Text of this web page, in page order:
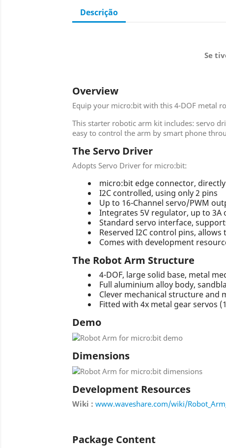
Descrição
Se
Overview
Equip your micro:bit with this 4-DOF metal
This starter robotic arm kit includes: servo
easy to control the arm by smart phone
The Servo Driver
Adopts Servo Driver for micro:bit:
micro:bit edge connector,
I2C controlled, using only 2 pins
Up to 16-Channel servo/PWM
Integrates 5V regulator, up to
Standard servo interface,
Reserved I2C control pins,
Comes with development
The Robot Arm Structure
4-DOF, large solid base, metal
Full aluminium alloy body,
Clever mechanical structure and
Fitted with 4x metal gear servos
Demo
Dimensions
Development Resources
Wiki : www.waveshare.com/wiki/
Package Content